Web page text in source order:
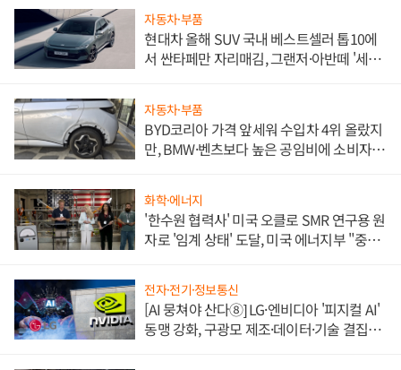
자동차·부품
현대차 올해 SUV 국내 베스트셀러 톱10에
서 싼타페만 자리매김, 그랜저·아반떼 '세단
자동차·부품
BYD코리아 가격 앞세워 수입차 4위 올랐지
만, BMW·벤츠보다 높은 공임비에 소비자
화학·에너지
'한수원 협력사' 미국 오클로 SMR 연구용 원
자로 '임계 상태' 도달, 미국 에너지부 "중요
전자·전기·정보통신
[AI 뭉쳐야 산다⑧] LG·엔비디아 '피지컬 AI'
동맹 강화, 구광모 제조·데이터·기술 결집